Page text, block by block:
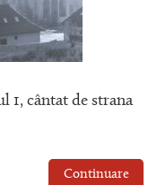
1, cântat de strana
Continuare